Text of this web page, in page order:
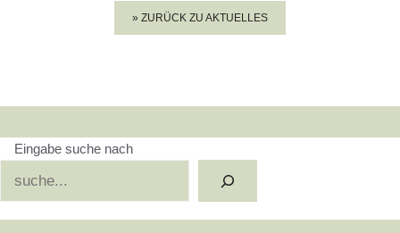
» ZURÜCK ZU AKTUELLES
Eingabe suche nach